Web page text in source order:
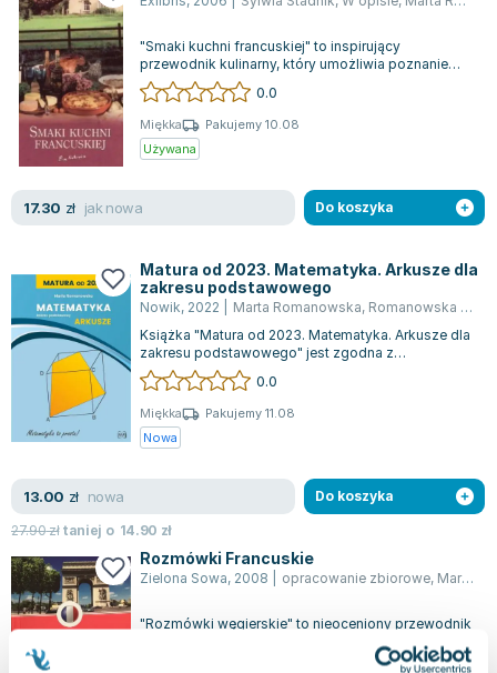
"Smaki kuchni francuskiej" to inspirujący
przewodnik kulinarny, który umożliwia poznanie
autentycznych dań prosto znad Loary. Publ...
0.0
Miękka
Pakujemy 10.08
Używana
17.30 zł jak nowa Do koszyka
Matura od 2023. Matematyka. Arkusze dla
zakresu podstawowego
Nowik, 2022 Marta Romanowska, Romanowska Maria
Książka "Matura od 2023. Matematyka. Arkusze dla
zakresu podstawowego" jest zgodna z
najnowszymi wytycznymi Centralnej Komisji Egz...
0.0
Miękka
Pakujemy 11.08
Nowa
13.00 zł nowa
27.90złtaniej o 14.90 zł
Do koszyka
Rozmówki Francuskie
Zielona Sowa, 2008 opracowanie zbiorowe, Marta Romanowska
"Rozmówki węgierskie" to nieoceniony przewodnik
dla turystów, uczniów oraz osób wyjeżdżających
do pracy za granicą. Dzięki kompakt...